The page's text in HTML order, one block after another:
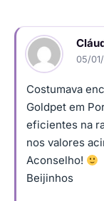
05/
Costumava
Goldpet em
eficientes na
nos valores
Aconselho!
Beijinhos